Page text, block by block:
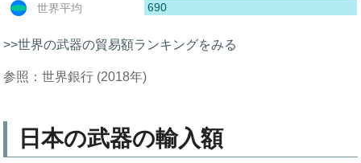
世界平均
690
>>世界の武器の貿易額ランキングをみる
参照：世界銀行 (2018年)
日本の武器の輸入額